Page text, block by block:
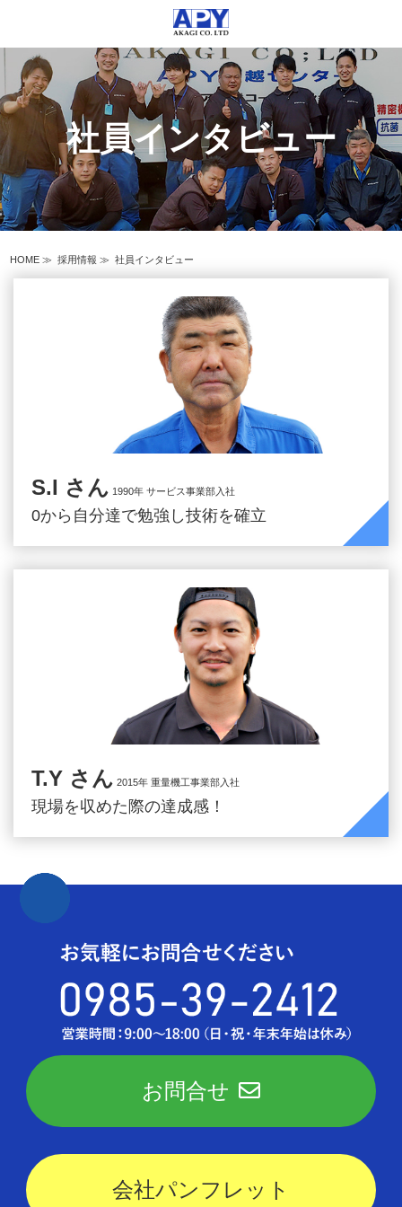
社員インタビュー
HOME ≫ 採用情報 ≫ 社員インタビュー
S.I さん 1990年 サービス事業部入社
0から自分達で勉強し技術を確立
T.Y さん 2015年 重量機工事業部入社
現場を収めた際の達成感！
お問合せ
会社パンフレット